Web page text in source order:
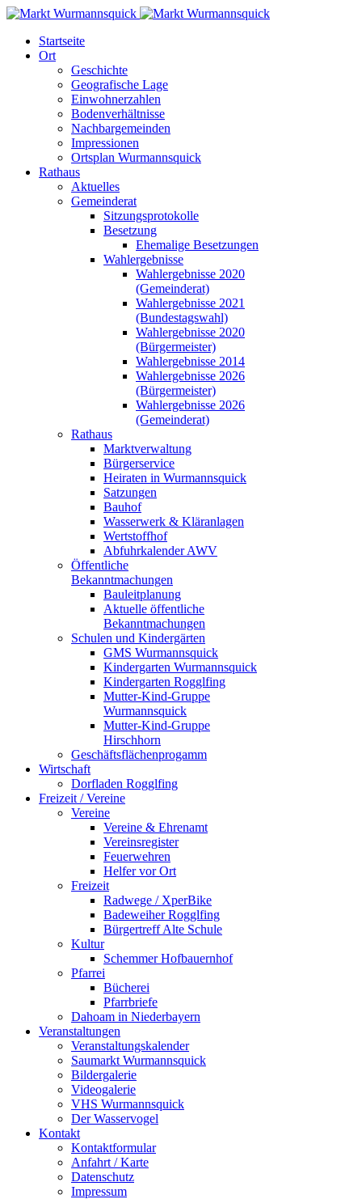
Startseite
Ort
Geschichte
Geografische Lage
Einwohnerzahlen
Bodenverhältnisse
Nachbargemeinden
Impressionen
Ortsplan Wurmannsquick
Rathaus
Aktuelles
Gemeinderat
Sitzungsprotokolle
Besetzung
Ehemalige Besetzungen
Wahlergebnisse
Wahlergebnisse 2020
(Gemeinderat)
Wahlergebnisse 2021
(Bundestagswahl)
Wahlergebnisse 2020
(Bürgermeister)
Wahlergebnisse 2014
Wahlergebnisse 2026
(Bürgermeister)
Wahlergebnisse 2026
(Gemeinderat)
Rathaus
Marktverwaltung
Bürgerservice
Heiraten in Wurmannsquick
Satzungen
Bauhof
Wasserwerk & Kläranlagen
Wertstoffhof
Abfuhrkalender AWV
Öffentliche
Bekanntmachungen
Bauleitplanung
Aktuelle öffentliche
Bekanntmachungen
Schulen und Kindergärten
GMS Wurmannsquick
Kindergarten Wurmannsquick
Kindergarten Rogglfing
Mutter-Kind-Gruppe
Wurmannsquick
Mutter-Kind-Gruppe
Hirschhorn
Geschäftsflächenprogamm
Wirtschaft
Dorfladen Rogglfing
Freizeit / Vereine
Vereine
Vereine & Ehrenamt
Vereinsregister
Feuerwehren
Helfer vor Ort
Freizeit
Radwege / XperBike
Badeweiher Rogglfing
Bürgertreff Alte Schule
Kultur
Schemmer Hofbauernhof
Pfarrei
Bücherei
Pfarrbriefe
Dahoam in Niederbayern
Veranstaltungen
Veranstaltungskalender
Saumarkt Wurmannsquick
Bildergalerie
Videogalerie
VHS Wurmannsquick
Der Wasservogel
Kontakt
Kontaktformular
Anfahrt / Karte
Datenschutz
Impressum